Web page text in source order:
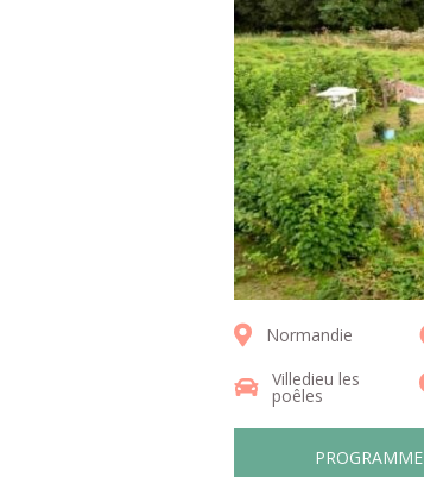
Normandie
Villedieu les
poêles
PROGRAMME